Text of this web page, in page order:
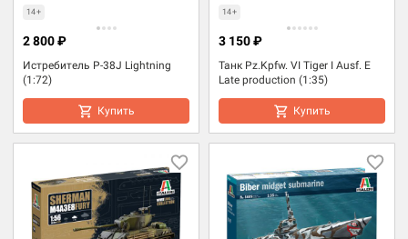
14+
Истребитель P-38J Lightning
(1:72)
2 800 ₽
Купить
14+
Танк Pz.Kpfw. VI Tiger I Ausf. E
Late production (1:35)
3 150 ₽
Купить